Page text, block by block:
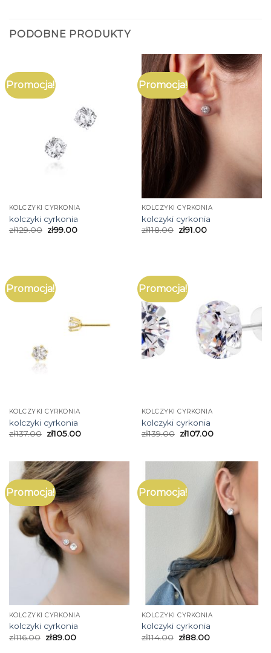
PODOBNE PRODUKTY
Promocja!
KOLCZYKI CYRKONIA
kolczyki cyrkonia
zł129.00 zł99.00
Promocja!
KOLCZYKI CYRKONIA
kolczyki cyrkonia
zł118.00 zł91.00
Promocja!
KOLCZYKI CYRKONIA
kolczyki cyrkonia
zł137.00 zł105.00
Promocja!
KOLCZYKI CYRKONIA
kolczyki cyrkonia
zł139.00 zł107.00
Promocja!
KOLCZYKI CYRKONIA
kolczyki cyrkonia
zł116.00 zł89.00
Promocja!
KOLCZYKI CYRKONIA
kolczyki cyrkonia
zł114.00 zł88.00